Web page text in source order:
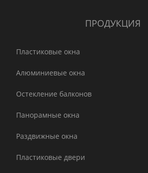
ПРОДУКЦИЯ
Пластиковые окна
Алюминиевые окна
Остекление балконов
Панорамные окна
Раздвижные окна
Пластиковые двери